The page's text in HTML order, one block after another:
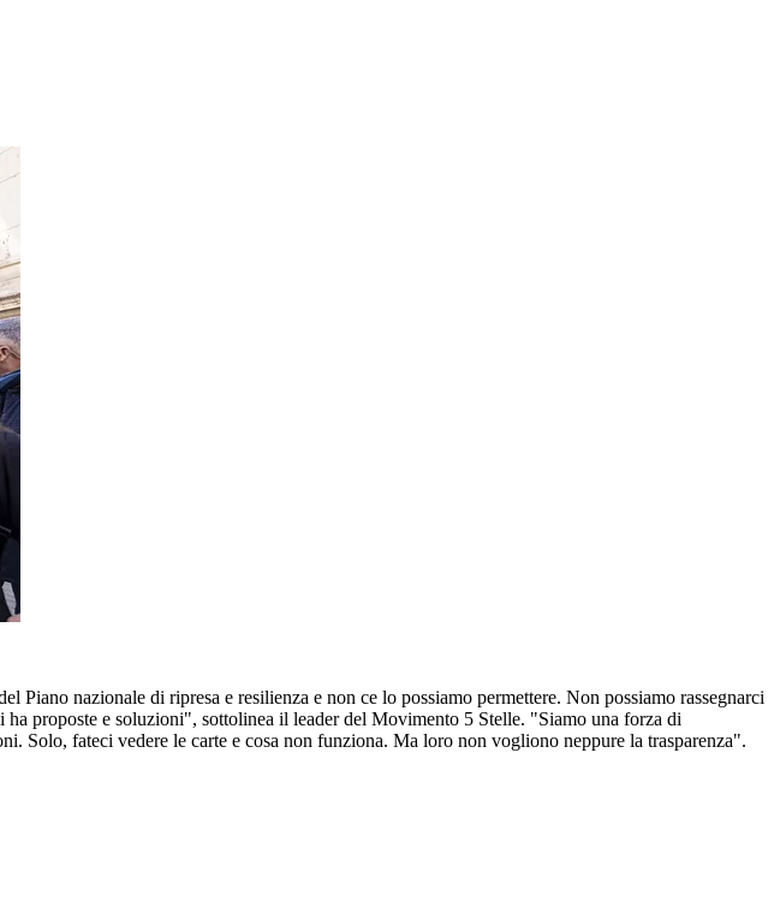
nazionale di ripresa e resilienza e non ce lo possiamo permettere. Non possiamo rassegnarci
ha proposte e soluzioni", sottolinea il leader del Movimento 5 Stelle. "Siamo una forza di
Solo, fateci vedere le carte e cosa non funziona. Ma loro non vogliono neppure la trasparenza".